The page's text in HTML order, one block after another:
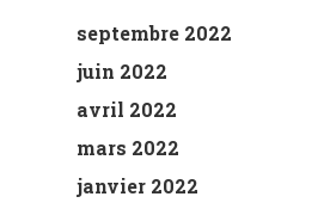
septembre 2022
juin 2022
avril 2022
mars 2022
janvier 2022